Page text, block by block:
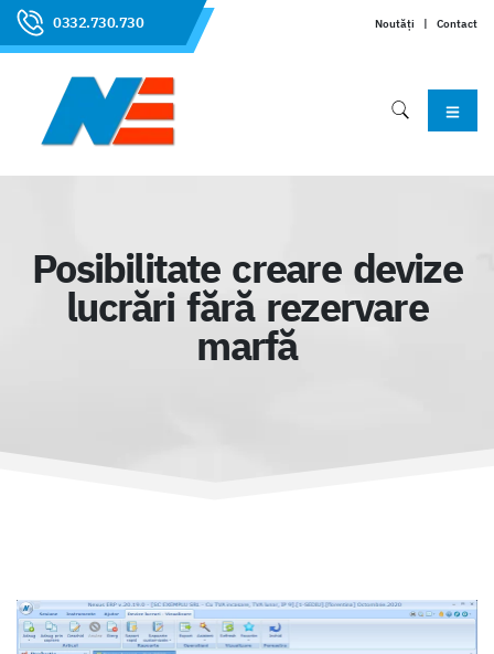
0332.730.730 Noutăți | Contact
Posibilitate creare devize
lucrări fără rezervare
marfă